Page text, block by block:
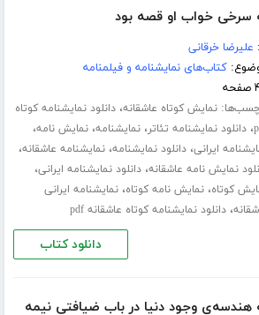
سرخی خواب او قصه بود
علیرضا خرقانی
کتاب‌های نمایشنامه و فیلمنامه
نمایش کوتاه عاشقانه،دانلود نمایشنامه کوتاه
،دانلود نمایشنامه تئاتر،نمایشنامه،نمایش نامه،
ایرانی،دانلود نمایشنامه،نمایشنامه عاشقانه،
نمایش نامه عاشقانه،دانلود نمایشنامه ایرانی،
کوتاه،نمایش نامه کوتاه،نمایشنامه ایرانی
،دانلود نمایشنامه کوتاه عاشقانه pdf
دانلود کتاب
هندسه‌ی وجود دنیا در باب ضیافتی نیمه